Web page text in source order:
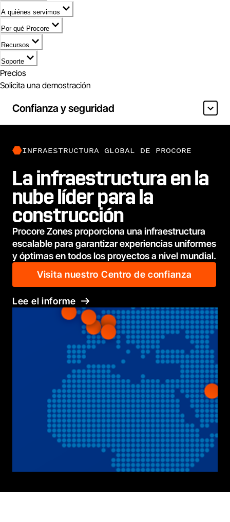
A quiénes servimos
Por qué Procore
Recursos
Soporte
Precios
Solicita una demostración
Confianza y seguridad
INFRAESTRUCTURA GLOBAL DE PROCORE
La infraestructura en la
nube líder para la
construcción
Procore Zones proporciona una infraestructura
escalable para garantizar experiencias uniformes
y óptimas en todos los proyectos a nivel mundial.
Visita nuestro Centro de confianza
Lee el informe